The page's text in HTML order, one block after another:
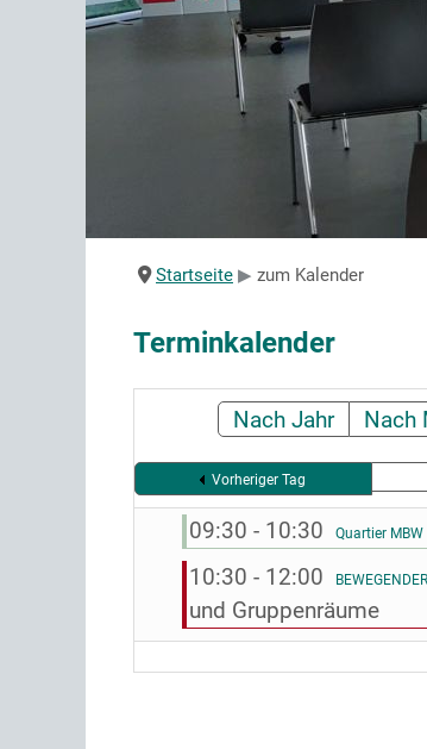
Startseite zum Kalender
Terminkalender
Nach Jahr Nach
Vorheriger Tag
09:30 - 10:30 Quartier
10:30 - 12:00
und Gruppenräume